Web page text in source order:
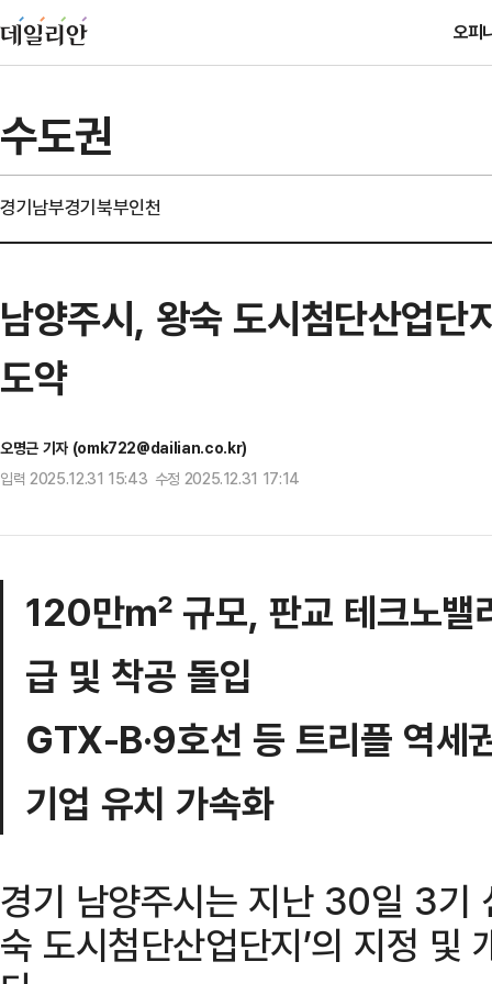
오피
수도권
경기남부경기북부인천
남양주시, 왕숙 도시첨단산업
도약
오명근 기자 (omk722@dailian.co.kr)
입력 2025.12.31 15:43 수정 2025.12.31 17:14
120만㎡ 규모, 판교 테크노
급 및 착공 돌입
GTX-B·9호선 등 트리플 역세
기업 유치 가속화
경기 남양주시는 지난 30일 3기
숙 도시첨단산업단지’의 지정 및